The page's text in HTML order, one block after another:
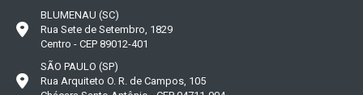
BLUMENAU (SC)
Rua Sete de Setembro, 1829
Centro - CEP 89012-401
SÃO PAULO (SP)
Rua Arquiteto O. R. de Campos, 105